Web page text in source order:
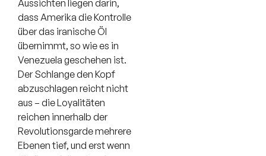
Aussichten liegen darin,
dass Amerika die Kontrolle
über das iranische Öl
übernimmt, so wie es in
Venezuela geschehen ist.
Der Schlange den Kopf
abzuschlagen reicht nicht
aus – die Loyalitäten
reichen innerhalb der
Revolutionsgarde mehrere
Ebenen tief, und erst wenn